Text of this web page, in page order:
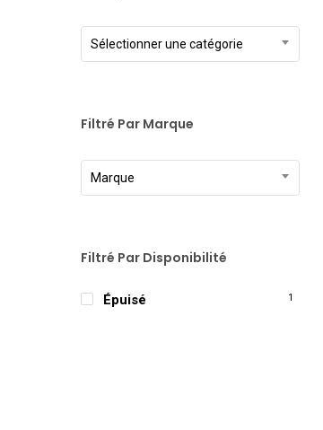
Sélectionner une catégorie
Filtré Par Marque
Marque
Filtré Par Disponibilité
Épuisé 1